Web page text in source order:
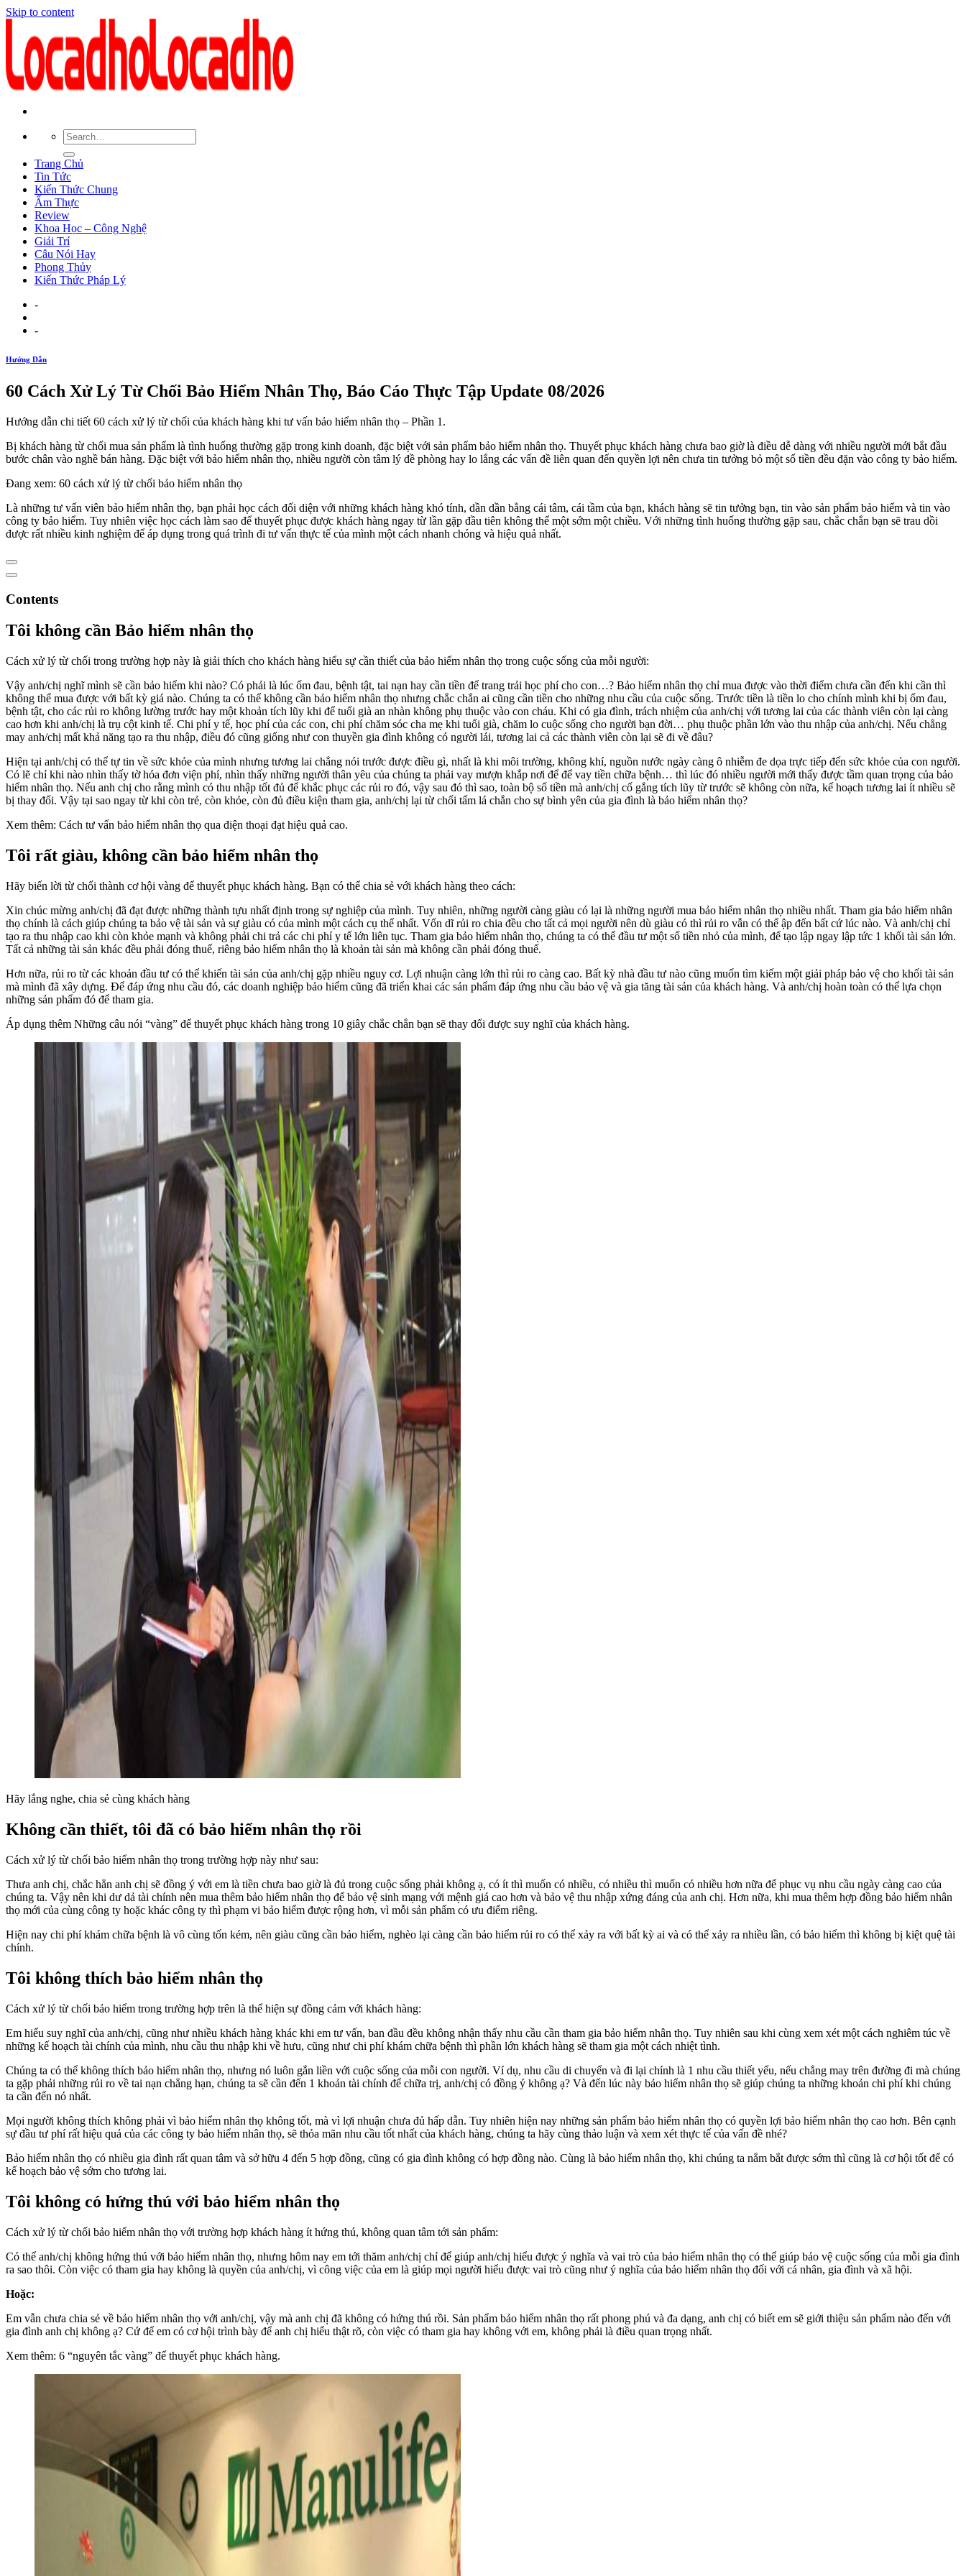
Skip to content
Trang Chủ
Tin Tức
Kiến Thức Chung
Ẩm Thực
Review
Khoa Học – Công Nghệ
Giải Trí
Câu Nói Hay
Phong Thủy
Kiến Thức Pháp Lý
-
-
Hướng Dẫn
60 Cách Xử Lý Từ Chối Bảo Hiểm Nhân Thọ, Báo Cáo Thực Tập Update 08/2026
Hướng dẫn chi tiết 60 cách xử lý từ chối của khách hàng khi tư vấn bảo hiểm nhân thọ – Phần 1.
Bị khách hàng từ chối mua sản phẩm là tình huống thường gặp trong kinh doanh, đặc biệt với sản phẩm bảo hiểm nhân thọ. Thuyết phục khách hàng chưa bao giờ là điều dễ dàng với nhiều người mới bắt đầu
bước chân vào nghề bán hàng. Đặc biệt với bảo hiểm nhân thọ, nhiều người còn tâm lý đề phòng hay lo lắng các vấn đề liên quan đến quyền lợi nên chưa tin tưởng bỏ một số tiền đều đặn vào công ty bảo hiểm.
Đang xem: 60 cách xử lý từ chối bảo hiểm nhân thọ
Là những tư vấn viên bảo hiểm nhân thọ, bạn phải học cách đối diện với những khách hàng khó tính, dần dần bằng cái tâm, cái tầm của bạn, khách hàng sẽ tin tưởng bạn, tin vào sản phẩm bảo hiểm và tin vào
công ty bảo hiểm. Tuy nhiên việc học cách làm sao để thuyết phục được khách hàng ngay từ lần gặp đầu tiên không thể một sớm một chiều. Với những tình huống thường gặp sau, chắc chắn bạn sẽ trau dồi
được rất nhiều kinh nghiệm để áp dụng trong quá trình đi tư vấn thực tế của mình một cách nhanh chóng và hiệu quả nhất.
Contents
Tôi không cần Bảo hiểm nhân thọ
Cách xử lý từ chối trong trường hợp này là giải thích cho khách hàng hiểu sự cần thiết của bảo hiểm nhân thọ trong cuộc sống của mỗi người:
Vậy anh/chị nghĩ mình sẽ cần bảo hiểm khi nào? Có phải là lúc ốm đau, bệnh tật, tai nạn hay cần tiền để trang trải học phí cho con…? Bảo hiểm nhân thọ chỉ mua được vào thời điểm chưa cần đến khi cần thì
không thể mua được với bất kỳ giá nào. Chúng ta có thể không cần bảo hiểm nhân thọ nhưng chắc chắn ai cũng cần tiền cho những nhu cầu của cuộc sống. Trước tiền là tiền lo cho chính mình khi bị ốm đau,
bệnh tật, cho các rủi ro không lường trước hay một khoản tích lũy khi để tuổi già an nhàn không phụ thuộc vào con cháu. Khi có gia đình, trách nhiệm của anh/chị với tương lai của các thành viên còn lại càng
cao hơn khi anh/chị là trụ cột kinh tế. Chi phí y tế, học phí của các con, chi phí chăm sóc cha mẹ khi tuổi già, chăm lo cuộc sống cho người bạn đời… phụ thuộc phần lớn vào thu nhập của anh/chị. Nếu chẳng
may anh/chị mất khả năng tạo ra thu nhập, điều đó cũng giống như con thuyền gia đình không có người lái, tương lai cả các thành viên còn lại sẽ đi về đâu?
Hiện tại anh/chị có thể tự tin về sức khỏe của mình nhưng tương lai chẳng nói trước được điều gì, nhất là khi môi trường, không khí, nguồn nước ngày càng ô nhiễm đe dọa trực tiếp đến sức khỏe của con người.
Có lẽ chỉ khi nào nhìn thấy tờ hóa đơn viện phí, nhìn thấy những người thân yêu của chúng ta phải vay mượn khắp nơi để để vay tiền chữa bệnh… thì lúc đó nhiều người mới thấy được tầm quan trọng của bảo
hiểm nhân thọ. Nếu anh chị cho rằng mình có thu nhập tốt đủ để khắc phục các rủi ro đó, vậy sau đó thì sao, toàn bộ số tiền mà anh/chị cố gắng tích lũy từ trước sẽ không còn nữa, kế hoạch tương lai ít nhiều sẽ
bị thay đổi. Vậy tại sao ngay từ khi còn trẻ, còn khỏe, còn đủ điều kiện tham gia, anh/chị lại từ chối tấm lá chắn cho sự bình yên của gia đình là bảo hiểm nhân thọ?
Xem thêm: Cách tư vấn bảo hiểm nhân thọ qua điện thoại đạt hiệu quả cao.
Tôi rất giàu, không cần bảo hiểm nhân thọ
Hãy biến lời từ chối thành cơ hội vàng để thuyết phục khách hàng. Bạn có thể chia sẻ với khách hàng theo cách:
Xin chúc mừng anh/chị đã đạt được những thành tựu nhất định trong sự nghiệp của mình. Tuy nhiên, những người càng giàu có lại là những người mua bảo hiểm nhân thọ nhiều nhất. Tham gia bảo hiểm nhân
thọ chính là cách giúp chúng ta bảo vệ tài sản và sự giàu có của mình một cách cụ thể nhất. Vốn dĩ rủi ro chia đều cho tất cả mọi người nên dù giàu có thì rủi ro vẫn có thể ập đến bất cứ lúc nào. Và anh/chị chỉ
tạo ra thu nhập cao khi còn khỏe mạnh và không phải chi trả các chi phí y tế lớn liên tục. Tham gia bảo hiểm nhân thọ, chúng ta có thể đầu tư một số tiền nhỏ của mình, để tạo lập ngay lập tức 1 khối tài sản lớn.
Tất cả những tài sản khác đều phải đóng thuế, riêng bảo hiểm nhân thọ là khoản tài sản mà không cần phải đóng thuế.
Hơn nữa, rủi ro từ các khoản đầu tư có thể khiến tài sản của anh/chị gặp nhiều nguy cơ. Lợi nhuận càng lớn thì rủi ro càng cao. Bất kỳ nhà đầu tư nào cũng muốn tìm kiếm một giải pháp bảo vệ cho khối tài sản
mà mình đã xây dựng. Để đáp ứng nhu cầu đó, các doanh nghiệp bảo hiểm cũng đã triển khai các sản phẩm đáp ứng nhu cầu bảo vệ và gia tăng tài sản của khách hàng. Và anh/chị hoàn toàn có thể lựa chọn
những sản phẩm đó để tham gia.
Áp dụng thêm Những câu nói “vàng” để thuyết phục khách hàng trong 10 giây chắc chắn bạn sẽ thay đổi được suy nghĩ của khách hàng.
Hãy lắng nghe, chia sẻ cùng khách hàng
Không cần thiết, tôi đã có bảo hiểm nhân thọ rồi
Cách xử lý từ chối bảo hiểm nhân thọ trong trường hợp này như sau:
Thưa anh chị, chắc hẳn anh chị sẽ đồng ý với em là tiền chưa bao giờ là đủ trong cuộc sống phải không ạ, có ít thì muốn có nhiều, có nhiều thì muốn có nhiều hơn nữa để phục vụ nhu cầu ngày càng cao của
chúng ta. Vậy nên khi dư dả tài chính nên mua thêm bảo hiểm nhân thọ để bảo vệ sinh mạng với mệnh giá cao hơn và bảo vệ thu nhập xứng đáng của anh chị. Hơn nữa, khi mua thêm hợp đồng bảo hiểm nhân
thọ mới của cùng công ty hoặc khác công ty thì phạm vi bảo hiểm được rộng hơn, vì mỗi sản phẩm có ưu điểm riêng.
Hiện nay chi phí khám chữa bệnh là vô cùng tốn kém, nên giàu cũng cần bảo hiểm, nghèo lại càng cần bảo hiểm rủi ro có thể xảy ra với bất kỳ ai và có thể xảy ra nhiều lần, có bảo hiểm thì không bị kiệt quệ tài
chính.
Tôi không thích bảo hiểm nhân thọ
Cách xử lý từ chối bảo hiểm trong trường hợp trên là thể hiện sự đồng cảm với khách hàng:
Em hiểu suy nghĩ của anh/chị, cũng như nhiều khách hàng khác khi em tư vấn, ban đầu đều không nhận thấy nhu cầu cần tham gia bảo hiểm nhân thọ. Tuy nhiên sau khi cùng xem xét một cách nghiêm túc về
những kế hoạch tài chính của mình, nhu cầu thu nhập khi về hưu, cũng như chi phí khám chữa bệnh thì phần lớn khách hàng sẽ tham gia một cách nhiệt tình.
Chúng ta có thể không thích bảo hiểm nhân thọ, nhưng nó luôn gắn liền với cuộc sống của mỗi con người. Ví dụ, nhu cầu di chuyển và đi lại chính là 1 nhu cầu thiết yếu, nếu chẳng may trên đường đi mà chúng
ta gặp phải những rủi ro về tai nạn chẳng hạn, chúng ta sẽ cần đến 1 khoản tài chính để chữa trị, anh/chị có đồng ý không ạ? Và đến lúc này bảo hiểm nhân thọ sẽ giúp chúng ta những khoản chi phí khi chúng
ta cần đến nó nhất.
Mọi người không thích không phải vì bảo hiểm nhân thọ không tốt, mà vì lợi nhuận chưa đủ hấp dẫn. Tuy nhiên hiện nay những sản phẩm bảo hiểm nhân thọ có quyền lợi bảo hiểm nhân thọ cao hơn. Bên cạnh
sự đầu tư phí rất hiệu quả của các công ty bảo hiểm nhân thọ, sẽ thỏa mãn nhu cầu tốt nhất của khách hàng, chúng ta hãy cùng thảo luận và xem xét thực tế của vấn đề nhé?
Bảo hiểm nhân thọ có nhiều gia đình rất quan tâm và sở hữu 4 đến 5 hợp đồng, cũng có gia đình không có hợp đồng nào. Cùng là bảo hiểm nhân thọ, khi chúng ta nắm bắt được sớm thì cũng là cơ hội tốt để có
kế hoạch bảo vệ sớm cho tương lai.
Tôi không có hứng thú với bảo hiểm nhân thọ
Cách xử lý từ chối bảo hiểm nhân thọ với trường hợp khách hàng ít hứng thú, không quan tâm tới sản phẩm:
Có thể anh/chị không hứng thú với bảo hiểm nhân thọ, nhưng hôm nay em tới thăm anh/chị chỉ để giúp anh/chị hiểu được ý nghĩa và vai trò của bảo hiểm nhân thọ có thể giúp bảo vệ cuộc sống của mỗi gia đình
ra sao thôi. Còn việc có tham gia hay không là quyền của anh/chị, vì công việc của em là giúp mọi người hiểu được vai trò cũng như ý nghĩa của bảo hiểm nhân thọ đối với cá nhân, gia đình và xã hội.
Hoặc:
Em vẫn chưa chia sẻ về bảo hiểm nhân thọ với anh/chị, vậy mà anh chị đã không có hứng thú rồi. Sản phẩm bảo hiểm nhân thọ rất phong phú và đa dạng, anh chị có biết em sẽ giới thiệu sản phẩm nào đến với
gia đình anh chị không ạ? Cứ để em có cơ hội trình bày để anh chị hiểu thật rõ, còn việc có tham gia hay không với em, không phải là điều quan trọng nhất.
Xem thêm: 6 “nguyên tắc vàng” để thuyết phục khách hàng.